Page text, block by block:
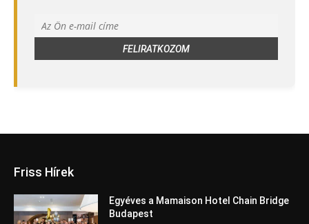
Friss Hírek
Egyéves a Mamaison Hotel Chain Bridge
Budapest